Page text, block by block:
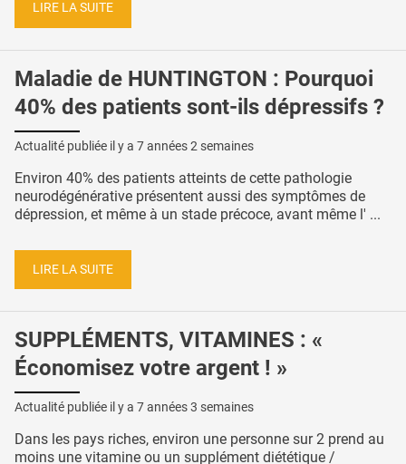
LIRE LA SUITE
Maladie de HUNTINGTON : Pourquoi
40% des patients sont-ils dépressifs ?
Actualité publiée il y a 7 années 2 semaines
Environ 40% des patients atteints de cette pathologie
neurodégénérative présentent aussi des symptômes de
dépression, et même à un stade précoce, avant même l' ...
LIRE LA SUITE
SUPPLÉMENTS, VITAMINES : «
Économisez votre argent ! »
Actualité publiée il y a 7 années 3 semaines
Dans les pays riches, environ une personne sur 2 prend au
moins une vitamine ou un supplément diététique /